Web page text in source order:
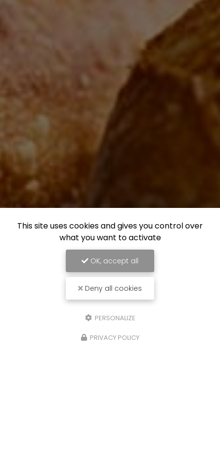
This site uses cookies and gives you control over
what you want to activate
OK, accept all
Deny all cookies
PERSONALIZE
PRIVACY POLICY